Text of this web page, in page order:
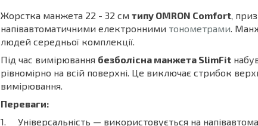
Жорстка манжета 22 - 32 см типу OMRON Comfort,
напівавтоматичними електронними тонометрами.
людей середньої комплекції.
Під час вимірювання безболісна манжета SlimFit
рівномірно на всій поверхні. Це виключає стрибок
вимірювання.
Переваги:
1. Універсальність — використовується на